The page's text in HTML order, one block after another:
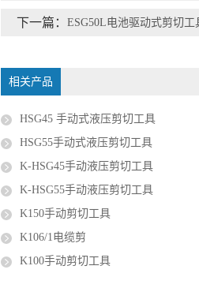
下一篇： ESG50L电池驱动式剪切工
相关产品
HSG45 手动式液压剪切工具
HSG55手动式液压剪切工具
K-HSG45手动液压剪切工具
K-HSG55手动液压剪切工具
K150手动剪切工具
K106/1电缆剪
K100手动剪切工具